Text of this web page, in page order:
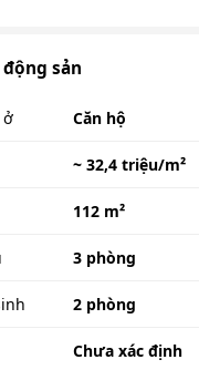
sản
ở Căn hộ
~ 32,4 triệu/m²
112 m²
3 phòng
2 phòng
Chưa xác định